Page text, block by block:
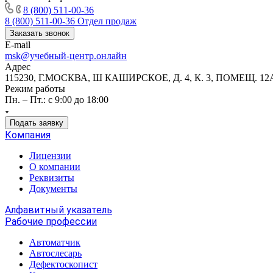
8 (800) 511-00-36
8 (800) 511-00-36 Отдел продаж
Заказать звонок
E-mail
msk@учебный-центр.онлайн
Адрес
115230, Г.МОСКВА, Ш КАШИРСКОЕ, Д. 4, К. 3, ПОМЕЩ.
Режим работы
Пн. – Пт.: с 9:00 до 18:00
Подать заявку
Компания
Лицензии
О компании
Реквизиты
Документы
Алфавитный указатель
Рабочие профессии
Автоматчик
Автослесарь
Дефектоскопист